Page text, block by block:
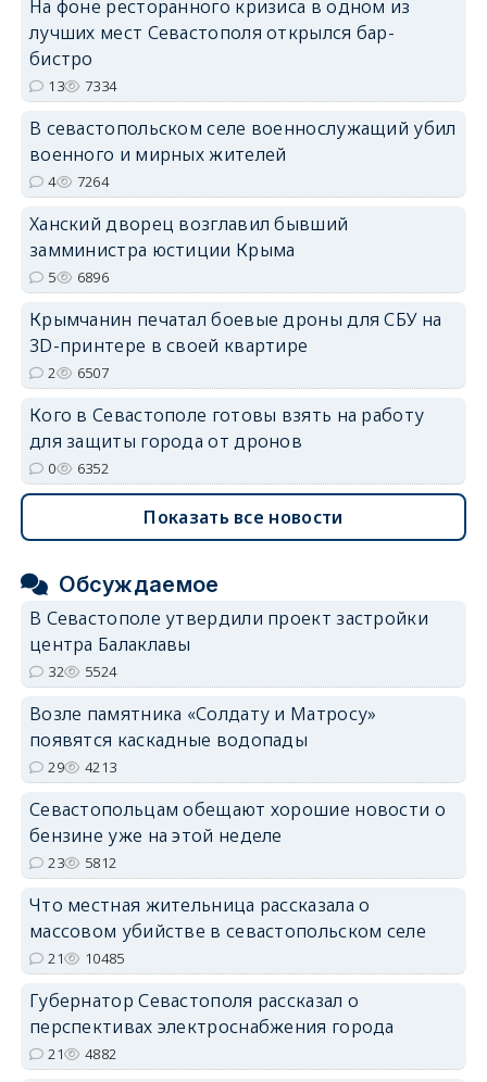
erid: 2SDnjdvhGXG
На фоне ресторанного кризиса в одном из
лучших мест Севастополя открылся бар-
бистро
13 7334
В севастопольском селе военнослужащий убил
военного и мирных жителей
4 7264
Ханский дворец возглавил бывший
замминистра юстиции Крыма
5 6896
Крымчанин печатал боевые дроны для СБУ на
3D-принтере в своей квартире
2 6507
Кого в Севастополе готовы взять на работу
для защиты города от дронов
0 6352
Показать все новости
Обсуждаемое
В Севастополе утвердили проект застройки
центра Балаклавы
32 5524
Возле памятника «Солдату и Матросу»
появятся каскадные водопады
29 4213
Севастопольцам обещают хорошие новости о
бензине уже на этой неделе
23 5812
Что местная жительница рассказала о
массовом убийстве в севастопольском селе
21 10485
Губернатор Севастополя рассказал о
перспективах электроснабжения города
21 4882